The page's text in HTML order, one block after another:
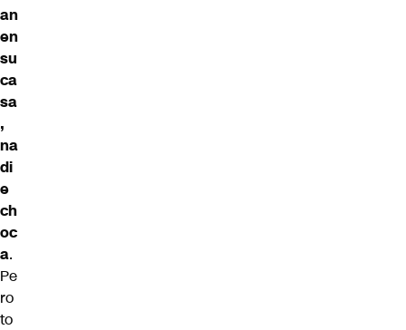
an
en
su
ca
sa
,
na
di
e
ch
oc
a.
Pe
ro
to